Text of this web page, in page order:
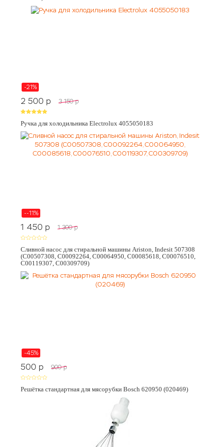
-21%
2 500 p 3 150 p
Ручка для холодильника Electrolux 4055050183
--11%
1 450 p 1 300 p
Сливной насос для стиральной машины Ariston, Indesit 507308
(C00507308, C00092264, C00064950, C00085618, C00076510,
C00119307, C00309709)
-45%
500 p 900 p
Решётка стандартная для мясорубки Bosch 620950 (020469)